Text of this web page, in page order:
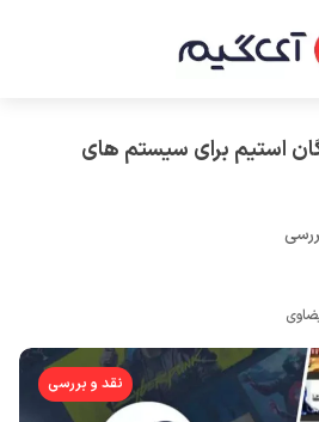
استیم برای سیستم های
نقد و بررسی